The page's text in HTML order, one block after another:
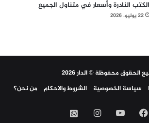
الكتب النادرة وأسعار في متناول الجميع
22 يوليو، 2026
الحقوق محفوظة © الدار 2026
سياسة الخصوصية الشروط والاحكام من نحن؟
فيسبوك‫YouTubeانستقرامواتساب